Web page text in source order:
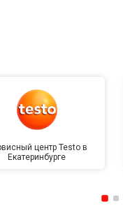
центр Testo в
Екатеринбурге